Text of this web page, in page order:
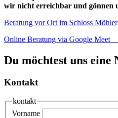
wir nicht erreichbar und gönnen
Beratung vor Ort im Schloss Möhler
Online Beratung via Google Meet
Du möchtest uns eine
Kontakt
Vorname
kontakt